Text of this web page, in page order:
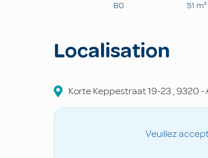
B0
51 m²
Localisation
Korte Keppestraat19-23 ,9320-
Veuillez